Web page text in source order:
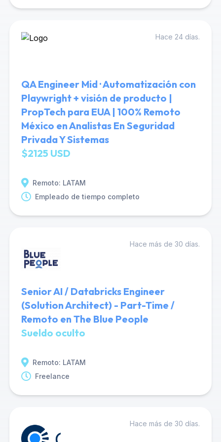
Hace 24 días.
QA Engineer Mid · Automatización con
Playwright + visión de producto |
PropTech para EUA | 100% Remoto
México en Analistas En Seguridad
Privada Y Sistemas
$2125 USD
Remoto: LATAM
Empleado de tiempo completo
Hace más de 30 días.
Senior AI / Databricks Engineer
(Solution Architect) - Part-Time /
Remoto en The Blue People
Sueldo oculto
Remoto: LATAM
Freelance
Hace más de 30 días.